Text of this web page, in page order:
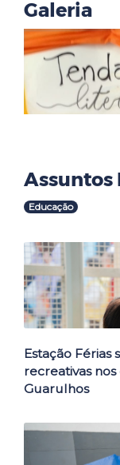
Galeria
Assuntos
Educação
Outras
Estação Férias
recreativas
Guarulhos